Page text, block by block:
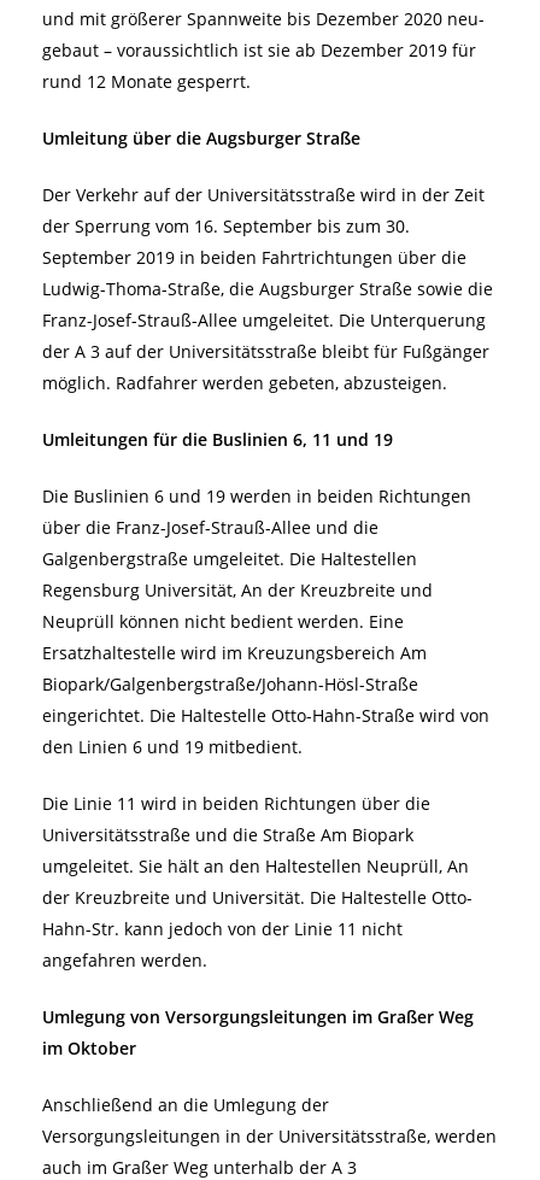
und mit größerer Spannweite bis Dezember 2020 neu-
gebaut – voraussichtlich ist sie ab Dezember 2019 für
rund 12 Monate gesperrt.
Umleitung über die Augsburger Straße
Der Verkehr auf der Universitätsstraße wird in der Zeit
der Sperrung vom 16. September bis zum 30.
September 2019 in beiden Fahrtrichtungen über die
Ludwig-Thoma-Straße, die Augsburger Straße sowie die
Franz-Josef-Strauß-Allee umgeleitet. Die Unterquerung
der A 3 auf der Universitätsstraße bleibt für Fußgänger
möglich. Radfahrer werden gebeten, abzusteigen.
Umleitungen für die Buslinien 6, 11 und 19
Die Buslinien 6 und 19 werden in beiden Richtungen
über die Franz-Josef-Strauß-Allee und die
Galgenbergstraße umgeleitet. Die Haltestellen
Regensburg Universität, An der Kreuzbreite und
Neuprüll können nicht bedient werden. Eine
Ersatzhaltestelle wird im Kreuzungsbereich Am
Biopark/Galgenbergstraße/Johann-Hösl-Straße
eingerichtet. Die Haltestelle Otto-Hahn-Straße wird von
den Linien 6 und 19 mitbedient.
Die Linie 11 wird in beiden Richtungen über die
Universitätsstraße und die Straße Am Biopark
umgeleitet. Sie hält an den Haltestellen Neuprüll, An
der Kreuzbreite und Universität. Die Haltestelle Otto-
Hahn-Str. kann jedoch von der Linie 11 nicht
angefahren werden.
Umlegung von Versorgungsleitungen im Graßer Weg
im Oktober
Anschließend an die Umlegung der
Versorgungsleitungen in der Universitätsstraße, werden
auch im Graßer Weg unterhalb der A 3